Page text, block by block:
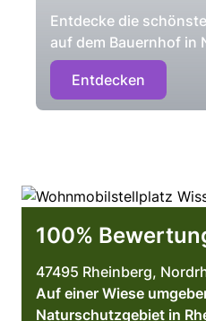
Entdecke die
auf dem Bauernhof in
Entdecken
100%
47495 Rheinberg,
Auf einer Wiese
Naturschutzgebiet in